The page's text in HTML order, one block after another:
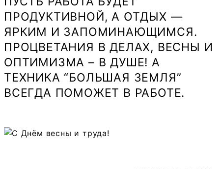
ПРОДУКТИВНОЙ, А ОТДЫХ —
ЯРКИМ И ЗАПОМИНАЮЩИМСЯ.
ПРОЦВЕТАНИЯ В ДЕЛАХ, ВЕСНЫ И
ОПТИМИЗМА – В ДУШЕ! А
ТЕХНИКА “БОЛЬШАЯ ЗЕМЛЯ”
ВСЕГДА ПОМОЖЕТ В РАБОТЕ.